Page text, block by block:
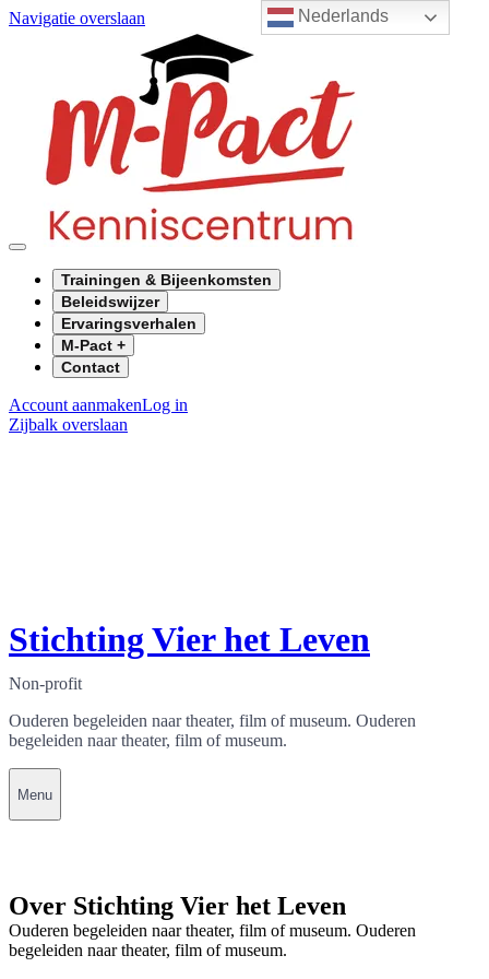
Nederlands
Navigatie overslaan
Trainingen & Bijeenkomsten
Beleidswijzer
Ervaringsverhalen
M-Pact +
Contact
Account aanmakenLog in
Zijbalk overslaan
Stichting Vier het Leven
Non-profit
Ouderen begeleiden naar theater, film of museum. Ouderen
begeleiden naar theater, film of museum.
Menu
Over Stichting Vier het Leven
Ouderen begeleiden naar theater, film of museum. Ouderen
begeleiden naar theater, film of museum.